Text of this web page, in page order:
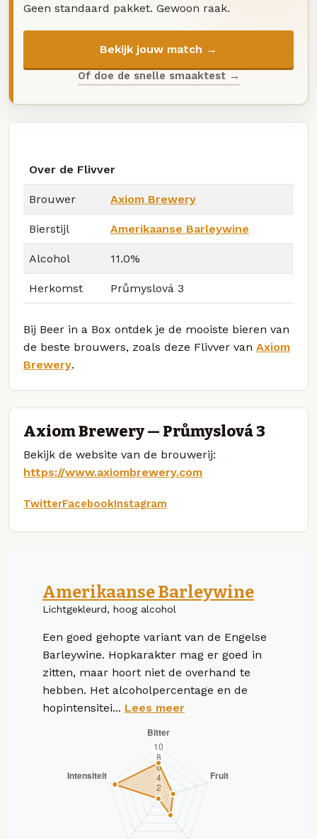
Geen standaard pakket. Gewoon raak.
Bekijk jouw match →
Of doe de snelle smaaktest →
Over de Flivver
Brouwer Axiom Brewery
Bierstijl Amerikaanse Barleywine
Alcohol 11.0%
Herkomst Průmyslová 3
Bij Beer in a Box ontdek je de mooiste bieren van
de beste brouwers, zoals deze Flivver van Axiom
Brewery.
Axiom Brewery — Průmyslová 3
Bekijk de website van de brouwerij:
https://www.axiombrewery.com
TwitterFacebookInstagram
Amerikaanse Barleywine
Lichtgekleurd, hoog alcohol
Een goed gehopte variant van de Engelse
Barleywine. Hopkarakter mag er goed in
zitten, maar hoort niet de overhand te
hebben. Het alcoholpercentage en de
hopintensitei... Lees meer